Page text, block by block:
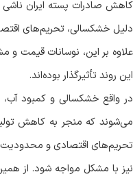
کاهش صادرات پسته ایران
دلیل خشکسالی، تحریم‌های
علاوه بر این، نوسانات قیمت و
این روند تأثیرگذار بوده‌اند.
در واقع خشکسالی و کمبود
می‌شوند که منجر به کاهش
تحریم‌های اقتصادی و
نیز با مشکل مواجه شود. از